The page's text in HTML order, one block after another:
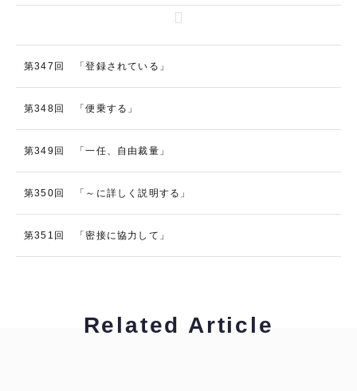
第347回 「登録されている」
第348回 「便乗する」
第349回 「一任、自由裁量」
第350回 「～に詳しく説明する」
第351回 「密接に協力して」
Related Article